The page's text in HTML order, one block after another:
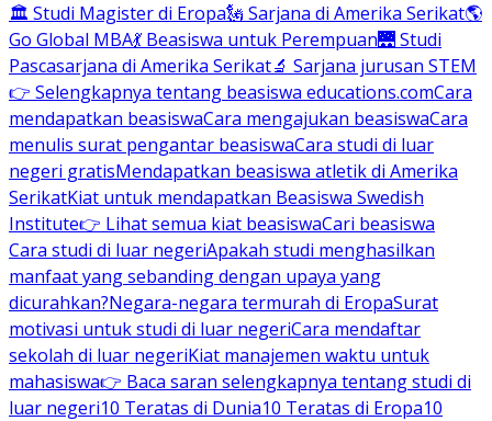
🏛 Studi Magister di Eropa🗽 Sarjana di Amerika Serikat🌎
Go Global MBA💃 Beasiswa untuk Perempuan🌉 Studi
Pascasarjana di Amerika Serikat🔬 Sarjana jurusan STEM
👉 Selengkapnya tentang beasiswa educations.comCara
mendapatkan beasiswaCara mengajukan beasiswaCara
menulis surat pengantar beasiswaCara studi di luar
negeri gratisMendapatkan beasiswa atletik di Amerika
SerikatKiat untuk mendapatkan Beasiswa Swedish
Institute👉 Lihat semua kiat beasiswaCari beasiswa
Cara studi di luar negeriApakah studi menghasilkan
manfaat yang sebanding dengan upaya yang
dicurahkan?Negara-negara termurah di EropaSurat
motivasi untuk studi di luar negeriCara mendaftar
sekolah di luar negeriKiat manajemen waktu untuk
mahasiswa👉 Baca saran selengkapnya tentang studi di
luar negeri10 Teratas di Dunia10 Teratas di Eropa10